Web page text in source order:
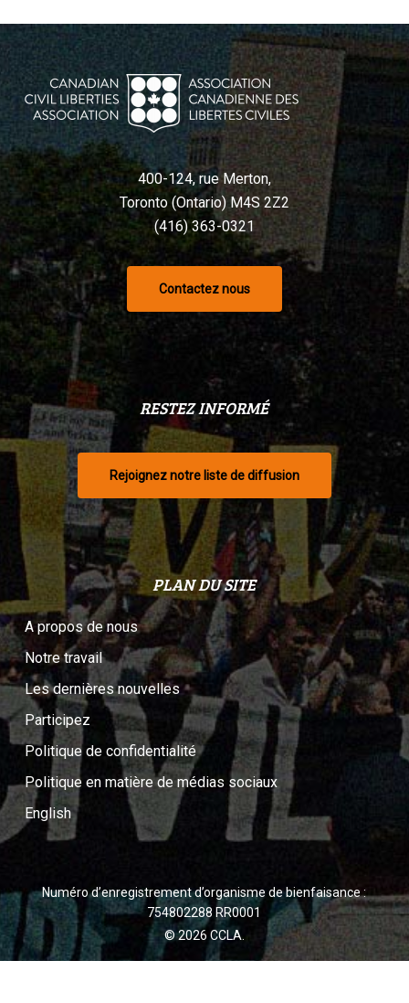
400-124, rue Merton,
Toronto (Ontario) M4S 2Z2
(416) 363-0321
Contactez nous
RESTEZ INFORMÉ
Rejoignez notre liste de diffusion
PLAN DU SITE
A propos de nous
Notre travail
Les dernières nouvelles
Participez
Politique de confidentialité
Politique en matière de médias sociaux
English
Numéro d’enregistrement d’organisme de bienfaisance :
754802288 RR0001
© 2026 CCLA.